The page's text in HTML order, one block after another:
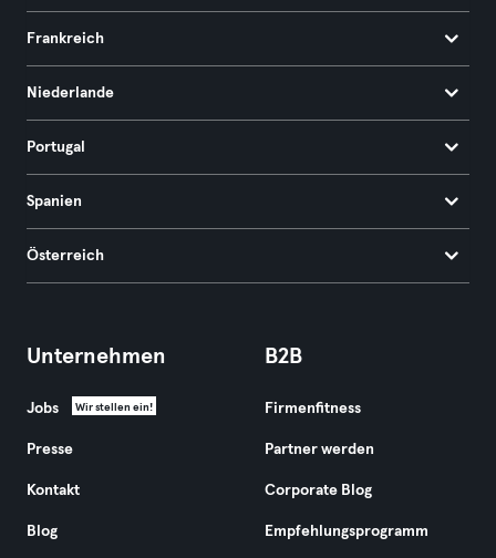
Frankreich
Niederlande
Portugal
Spanien
Österreich
Unternehmen
Jobs Wir stellen ein!
Presse
Kontakt
Blog
B2B
Firmenfitness
Partner werden
Corporate Blog
Empfehlungsprogramm